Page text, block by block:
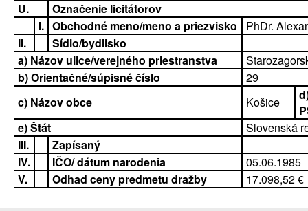
U.
Označenie licitátorov
I. Obchodné meno/meno a priezvisko
PhDr.
II.
Sídlo/bydlisko
a) Názov ulice/verejného priestranstva
b) Orientačné/súpisné číslo
29
c) Názov obce
Košice
e) Štát
Slovenská
III.
Zapísaný
IV.
IČO/ dátum narodenia
05.06.1985
V.
Odhad ceny predmetu dražby 17.098,52 €